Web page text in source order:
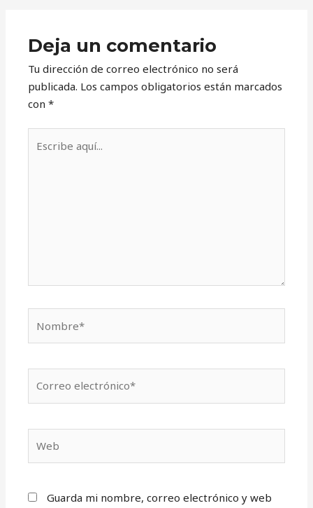
Deja un comentario
Tu dirección de correo electrónico no será
publicada. Los campos obligatorios están marcados
con*
aquí...
electrónico*
Guarda mi nombre, correo electrónico y web